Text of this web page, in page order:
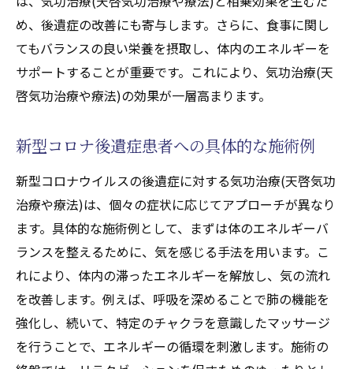
め、後遺症の改善にも寄与します。さらに、食事に関し
てもバランスの良い栄養を摂取し、体内のエネルギーを
サポートすることが重要です。これにより、気功治療(天
啓気功治療や療法)の効果が一層高まります。
新型コロナ後遺症患者への具体的な施術例
新型コロナウイルスの後遺症に対する気功治療(天啓気功
治療や療法)は、個々の症状に応じてアプローチが異なり
ます。具体的な施術例として、まずは体のエネルギーバ
ランスを整えるために、気を感じる手法を用います。こ
れにより、体内の滞ったエネルギーを解放し、気の流れ
を改善します。例えば、呼吸を深めることで肺の機能を
強化し、続いて、特定のチャクラを意識したマッサージ
を行うことで、エネルギーの循環を刺激します。施術の